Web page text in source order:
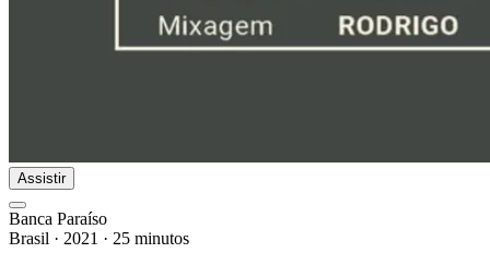
Assistir
Banca Paraíso
Brasil · 2021 · 25 minutos